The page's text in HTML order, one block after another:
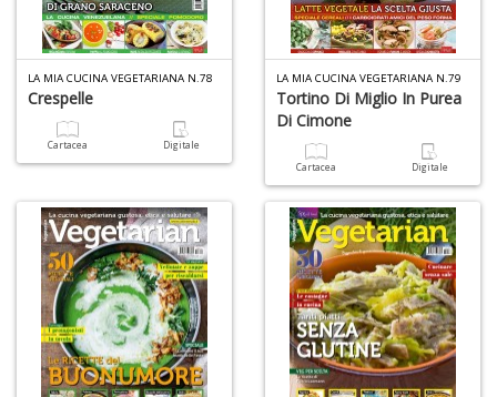
LA MIA CUCINA VEGETARIANA N.78
Crespelle
Cartacea Digitale
LA MIA CUCINA VEGETARIANA N.79
Tortino Di Miglio In Purea
Di Cimone
Cartacea Digitale